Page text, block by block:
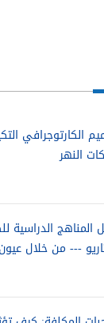
الكارتوجرافي
النهر
المناهج الدراسية
--- من خلال